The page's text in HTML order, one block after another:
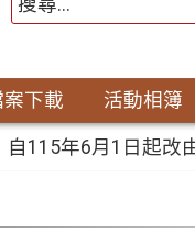
案下載 活動相簿
115年6月1日起改